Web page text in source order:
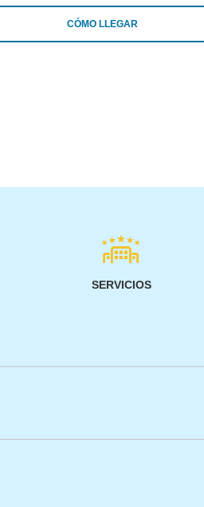
CÓMO LLEGAR
SERVICIOS